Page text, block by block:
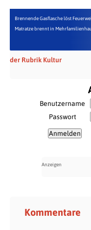
Brennende Gasflasche löst
Matratze brennt in
der Rubrik Kultur
Benutzername
Passwort
Kommentare